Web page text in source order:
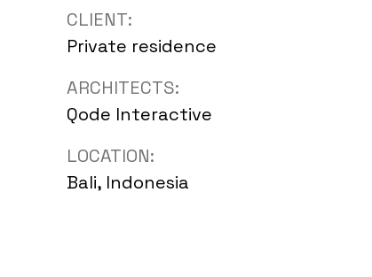
CLIENT:
Private residence
ARCHITECTS:
Qode Interactive
LOCATION:
Bali, Indonesia